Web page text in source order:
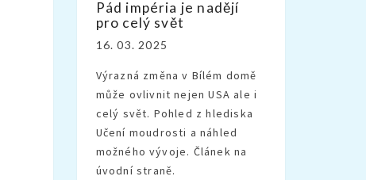
Pád impéria je nadějí
pro celý svět
16. 03. 2025
Výrazná změna v Bílém domě
může ovlivnit nejen USA ale i
celý svět. Pohled z hlediska
Učení moudrosti a náhled
možného vývoje. Článek na
úvodní straně.